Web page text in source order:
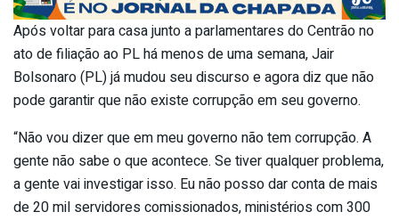
Após voltar para casa junto a parlamentares do Centrão no
ato de filiação ao PL há menos de uma semana, Jair
Bolsonaro (PL) já mudou seu discurso e agora diz que não
pode garantir que não existe corrupção em seu governo.
“Não vou dizer que em meu governo não tem corrupção. A
gente não sabe o que acontece. Se tiver qualquer problema,
a gente vai investigar isso. Eu não posso dar conta de mais
de 20 mil servidores comissionados, ministérios com 300